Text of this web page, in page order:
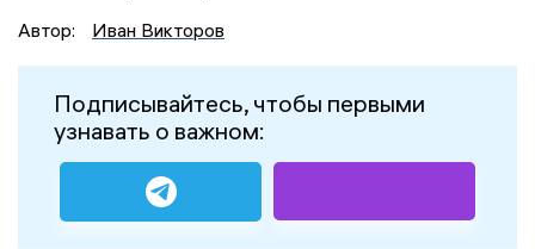
Автор:
Иван Викторов
Подписывайтесь, чтобы первыми
узнавать о важном: